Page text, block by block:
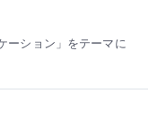
ーション」をテーマに